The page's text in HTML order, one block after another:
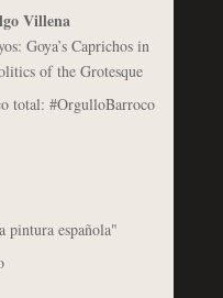
Villena
Goya’s Caprichos in
of the Grotesque
total: #OrgulloBarroco
pintura española"